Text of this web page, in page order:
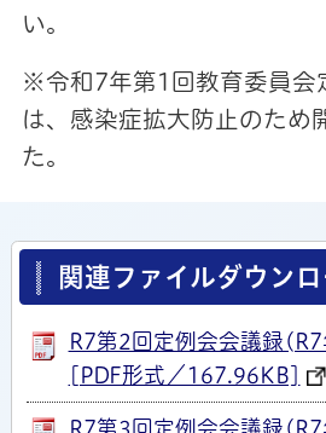
い。
※令和7年第1回教育委員会
は、感染症拡大防止のため
た。
関連ファイルダウンロ
R7第2回定例会会議録
[PDF形式／167.96KB]
R7第3回定例会会議録